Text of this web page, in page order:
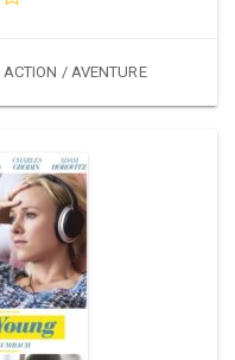
ACTION / AVENTURE